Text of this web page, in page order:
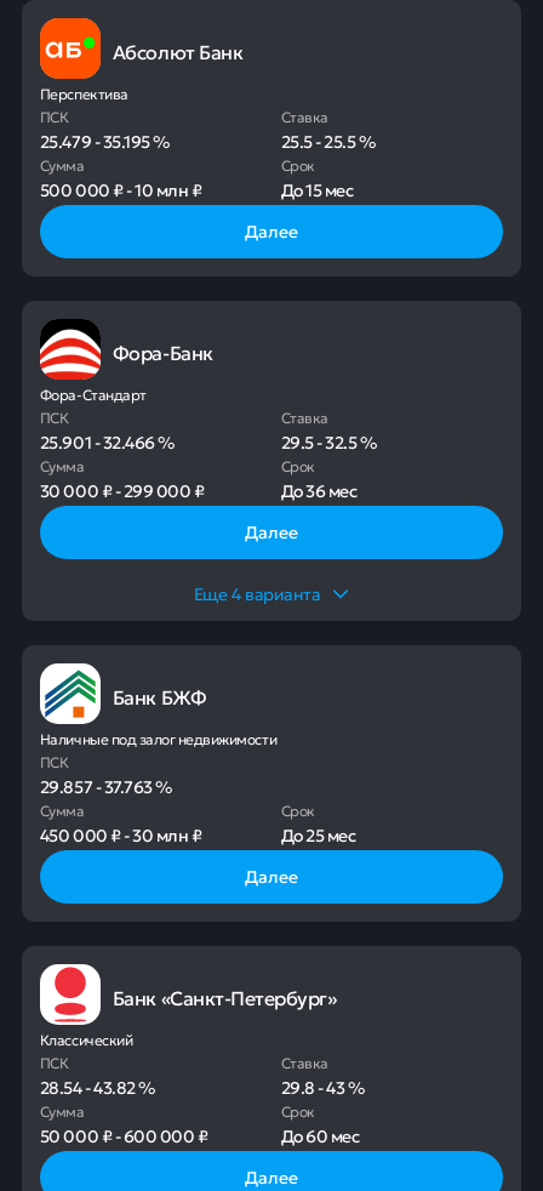
Абсолют Банк
Перспектива
ПСК
25.479-35.195%
Ставка
25.5-25.5%
Сумма
500 000 ₽-10 млн ₽
Срок
До15 мес
Далее
Фора-Банк
Фора-Стандарт
ПСК
25.901-32.466%
Ставка
29.5-32.5%
Сумма
30 000 ₽-299 000 ₽
Срок
До36 мес
Далее
Еще4 варианта
Банк БЖФ
Наличные под залог недвижимости
ПСК
29.857-37.763%
Сумма
450 000 ₽-30 млн ₽
Срок
До25 мес
Далее
Банк «Санкт-Петербург»
Классический
ПСК
28.54-43.82%
Ставка
29.8-43%
Сумма
50 000 ₽-600 000 ₽
Срок
До60 мес
Далее